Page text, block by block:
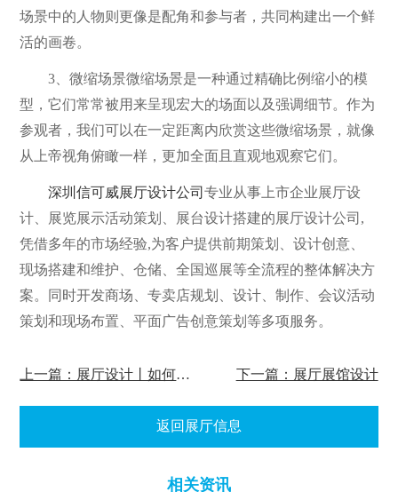
场景中的人物则更像是配角和参与者，共同构建出一个鲜
活的画卷。
3、微缩场景微缩场景是一种通过精确比例缩小的模
型，它们常常被用来呈现宏大的场面以及强调细节。作为
参观者，我们可以在一定距离内欣赏这些微缩场景，就像
从上帝视角俯瞰一样，更加全面且直观地观察它们。
深圳信可威展厅设计公司专业从事上市企业展厅设
计、展览展示活动策划、展台设计搭建的展厅设计公司,
凭借多年的市场经验,为客户提供前期策划、设计创意、
现场搭建和维护、仓储、全国巡展等全流程的整体解决方
案。同时开发商场、专卖店规划、设计、制作、会议活动
策划和现场布置、平面广告创意策划等多项服务。
上一篇：展厅设计丨如何让你的展厅更具吸引力？ 下一篇：展厅展馆设计
返回展厅信息
相关资讯